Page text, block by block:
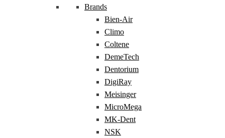
Brands
Bien-Air
Climo
Coltene
DemeTech
Dentorium
DigiRay
Meisinger
MicroMega
MK-Dent
NSK